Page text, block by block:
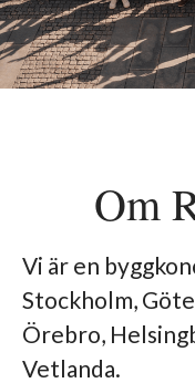
Om
Vi är en
Stockholm,
Örebro,
Vetlanda.